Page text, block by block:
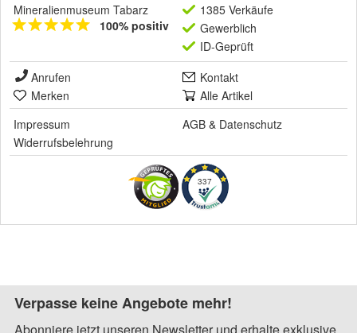
Mineralienmuseum Tabarz
100% positiv
1385 Verkäufe
Gewerblich
ID-Geprüft
Anrufen
Kontakt
Merken
Alle Artikel
Impressum
AGB & Datenschutz
Widerrufsbelehrung
337
Verpasse keine Angebote mehr!
Abonniere jetzt unseren Newsletter und erhalte exklusive